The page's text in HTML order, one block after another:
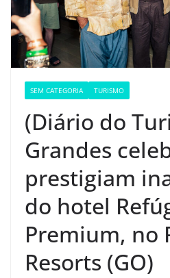
SEM CATEGORIA TURISMO
(Diário do
Grandes
prestigiam
do hotel
Premium, no
Resorts (GO)